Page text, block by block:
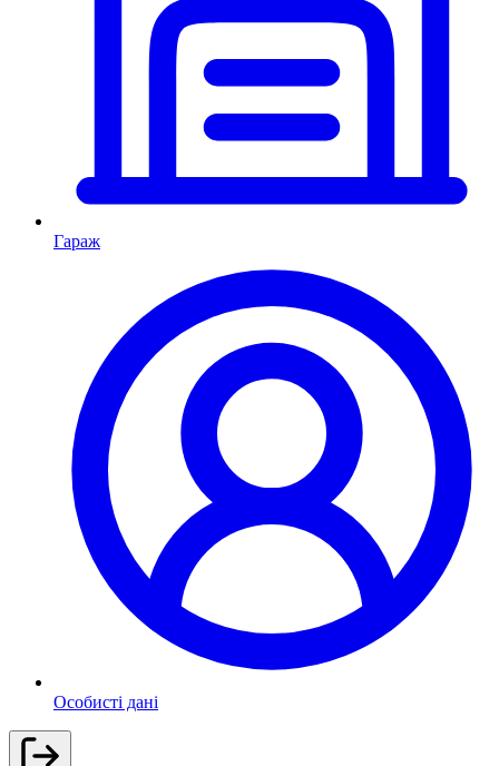
Гараж
Особисті дані